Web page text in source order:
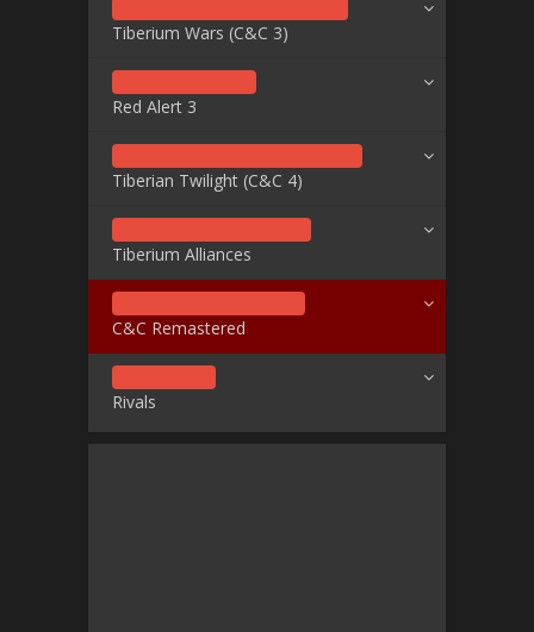
Tiberium Wars (C&C 3)
Red Alert 3
Tiberian Twilight (C&C 4)
Tiberium Alliances
C&C Remastered
Rivals